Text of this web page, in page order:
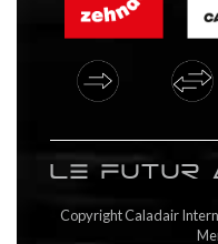
Le futur
Copyright Caladair